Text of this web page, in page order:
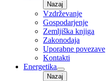
Nazaj
Vzdrževanje
Gospodarjenje
Zemljiška knjiga
Zakonodaja
Uporabne povezave
Kontakti
Energetika
Nazaj